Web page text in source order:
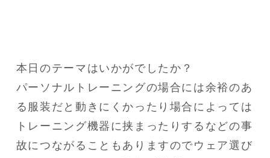
本日のテーマはいかがでしたか？
パーソナルトレーニングの場合には余裕のあ
る服装だと動きにくかったり場合によっては
トレーニング機器に挟まったりするなどの事
故につながることもありますのでウェア選び